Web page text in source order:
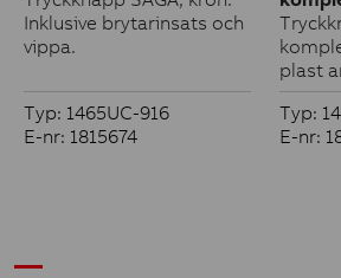
Inklusive brytarinsats och
vippa.
Typ: 1465UC-916
E-nr: 1815674
plast
Typ:
E-nr: